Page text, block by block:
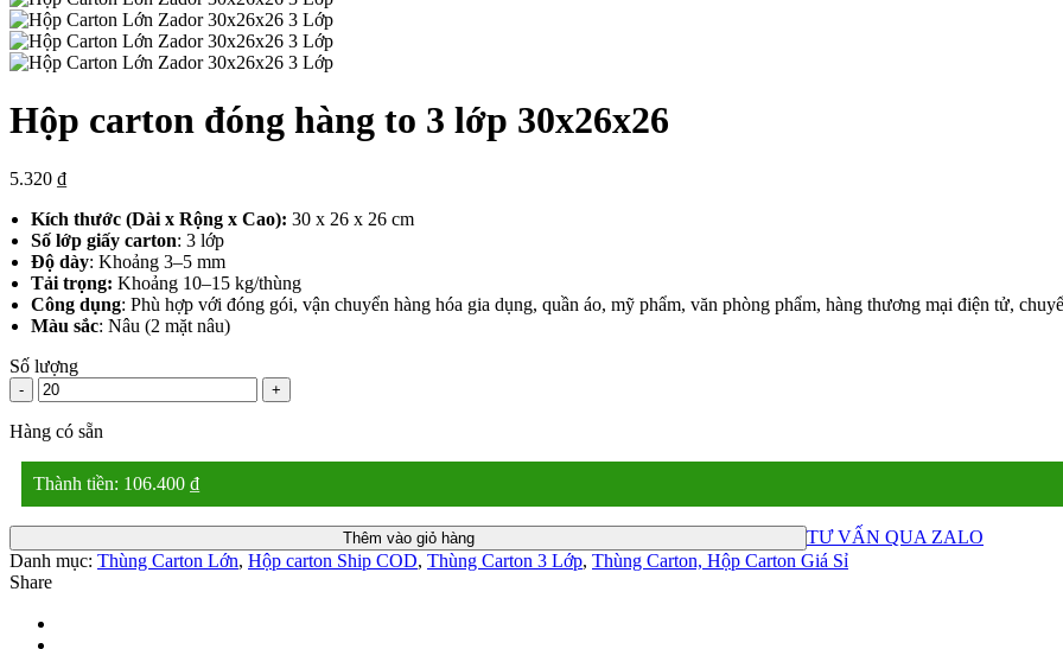
Hộp carton đóng hàng to 3 lớp 30x26x26
5.320 ₫
Kích thước (Dài x Rộng x Cao): 30 x 26 x 26 cm
Số lớp giấy carton: 3 lớp
Độ dày: Khoảng 3–5 mm
Tải trọng: Khoảng 10–15 kg/thùng
Công dụng: Phù hợp với đóng gói, vận chuyển hàng hóa gia dụng, quần áo, mỹ phẩm, văn phòng phẩm, hàng thương mại điện tử,
Màu sắc: Nâu (2 mặt nâu)
Số lượng
- +
Hàng có sẵn
Thành tiền: 106.400 ₫
Thêm vào giỏ hàng
TƯ VẤN QUA ZALO
Danh mục: Thùng Carton Lớn, Hộp carton Ship COD, Thùng Carton 3 Lớp, Thùng Carton, Hộp Carton Giá Sỉ
Share